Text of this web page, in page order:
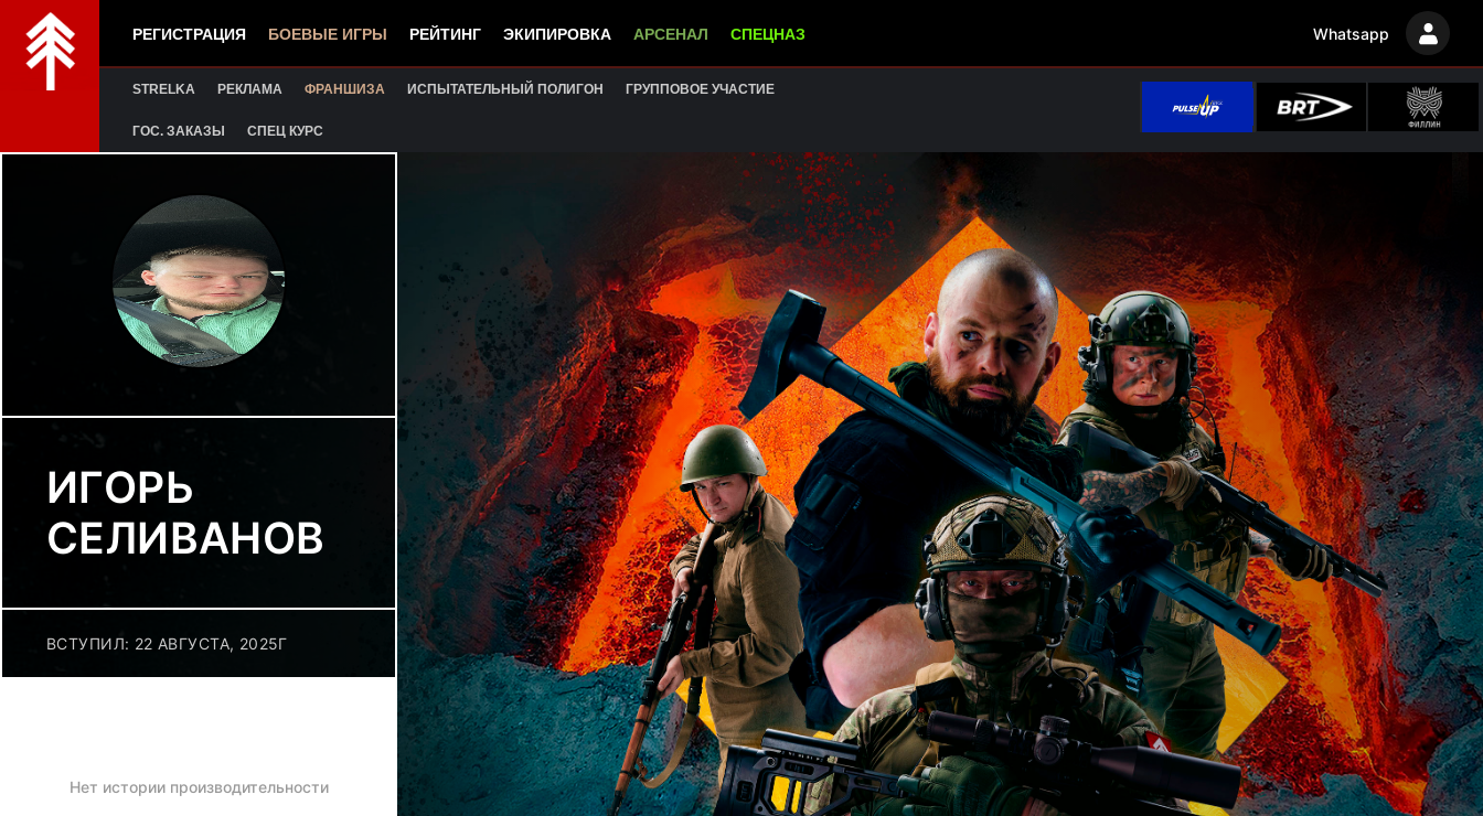
РЕГИСТРАЦИЯ БОЕВЫЕ ИГРЫ РЕЙТИНГ ЭКИПИРОВКА АРСЕНАЛ СПЕЦНАЗ Whatsapp
STRELKA РЕКЛАМА ФРАНШИЗА ИСПЫТАТЕЛЬНЫЙ ПОЛИГОН ГРУППОВОЕ УЧАСТИЕ
ГОС. ЗАКАЗЫ СПЕЦ КУРС
ИГОРЬ
СЕЛИВАНОВ
ВСТУПИЛ: 22 АВГУСТА, 2025Г
Нет истории производительности